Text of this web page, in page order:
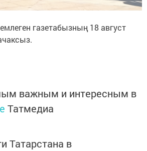
газетабызның 18 август
важным и интересным в
Татмедиа
Татарстана в